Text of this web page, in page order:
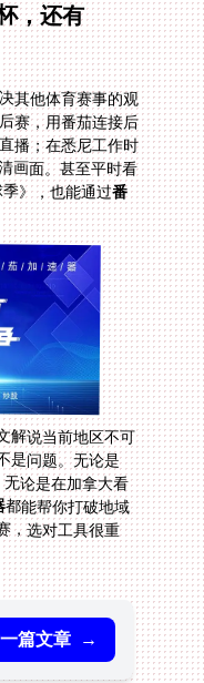
，还有
其他体育赛事的观
季后赛，用番茄连接后
的直播；在悉尼工作时
高清画面。甚至平时看
》，也能通过番
解说当前地区不可
是问题。无论是
美加墨世界杯，无论是在加拿大看
都能帮你打破地域
限制，享受流畅的中文解说。海外观赛，选对工具很重
篇文章 →